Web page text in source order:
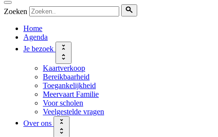
Zoeken
Home
Agenda
Je bezoek
Kaartverkoop
Bereikbaarheid
Toegankelijkheid
Meervaart Familie
Voor scholen
Veelgestelde vragen
Over ons